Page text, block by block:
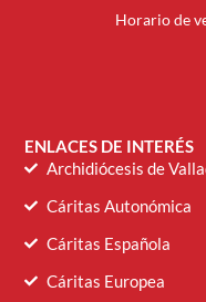
Horario de
ENLACES DE INTERÉS
Archidiócesis de
Cáritas Autonómica
Cáritas Española
Cáritas Europea